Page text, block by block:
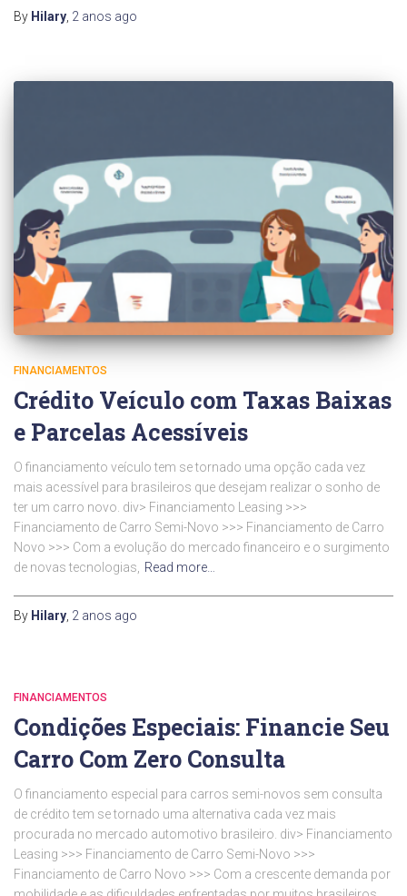
By Hilary 2 anos ago
FINANCIAMENTOS
Crédito Veículo com Taxas Baixas
e Parcelas Acessíveis
O financiamento veículo tem se tornado uma opção cada vez
mais acessível para brasileiros que desejam realizar o sonho de
ter um carro novo. div> Financiamento Leasing >>>
Financiamento de Carro Semi-Novo >>> Financiamento de Carro
Novo >>> Com a evolução do mercado financeiro e o surgimento
de novas tecnologias,
Read more…
By Hilary 2 anos ago
FINANCIAMENTOS
Condições Especiais: Financie Seu
Carro Com Zero Consulta
O financiamento especial para carros semi-novos sem consulta
de crédito tem se tornado uma alternativa cada vez mais
procurada no mercado automotivo brasileiro. div> Financiamento
Leasing >>> Financiamento de Carro Semi-Novo >>>
Financiamento de Carro Novo >>> Com a crescente demanda por